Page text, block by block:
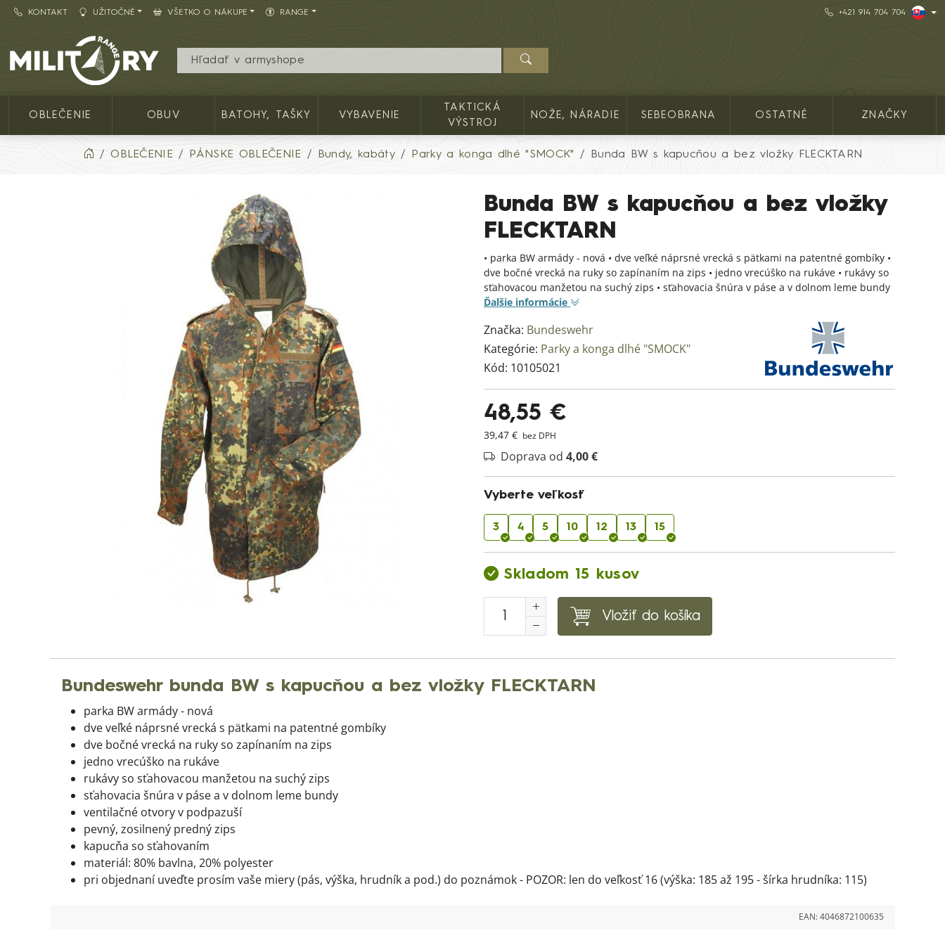
KONTAKT UŽITOČNÉ VŠETKO O NÁKUPE RANGE +421 914 704 704
Army shop MILITARY RANGE SK
OBLEČENIE OBUV BATOHY, TAŠKY VYBAVENIE
TAKTICKÁ
VÝSTROJ
NOŽE, NÁRADIE SEBEOBRANA OSTATNÉ ZNAČKY
OBLEČENIE PÁNSKE OBLEČENIE Bundy, kabáty Parky a konga dlhé "SMOCK" Bunda BW s kapucňou a bez vložky FLECKTARN
Bunda BW s kapucňou a bez vložky
FLECKTARN
• parka BW armády - nová • dve veľké náprsné vrecká s pätkami na patentné gombíky •
dve bočné vrecká na ruky so zapínaním na zips • jedno vrecúško na rukáve • rukávy so
sťahovacou manžetou na suchý zips • sťahovacia šnúra v páse a v dolnom leme bundy
Ďalšie informácie
Značka: Bundeswehr
Kategórie: Parky a konga dlhé "SMOCK"
Kód: 10105021
48,55 €
39,47 € bez DPH
Doprava od 4,00 €
Vyberte veľkosť
3 4 5 10 12 13 15
Skladom 15 kusov
Vložiť do košíka
Bundeswehr bunda BW s kapucňou a bez vložky FLECKTARN
parka BW armády - nová
dve veľké náprsné vrecká s pätkami na patentné gombíky
dve bočné vrecká na ruky so zapínaním na zips
jedno vrecúško na rukáve
rukávy so sťahovacou manžetou na suchý zips
sťahovacia šnúra v páse a v dolnom leme bundy
ventilačné otvory v podpazuší
pevný, zosilnený predný zips
kapucňa so sťahovaním
materiál: 80% bavlna, 20% polyester
pri objednaní uveďte prosím vaše miery (pás, výška, hrudník a pod.) do poznámok - POZOR: len do veľkosť 16 (výška: 185 až 195 - šírka hrudníka: 115)
EAN:4046872100635